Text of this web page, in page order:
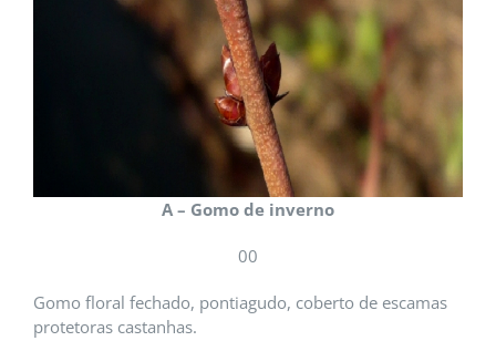
A – Gomo de inverno
00
Gomo floral fechado, pontiagudo, coberto de escamas
protetoras castanhas.